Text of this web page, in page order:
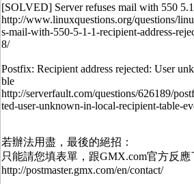
[SOLVED] Server refuses mail with 550
http://www.linuxquestions.org/questions/
s-mail-with-550-5-1-1-recipient-address-
8/
Postfix: Recipient address rejected: User
ble
http://serverfault.com/questions/626189/
ted-user-unknown-in-local-recipient-table-
若辦法用盡，最後的絕招：
只能請您填表單，跟GMX.com官方反應
http://postmaster.gmx.com/en/contact/